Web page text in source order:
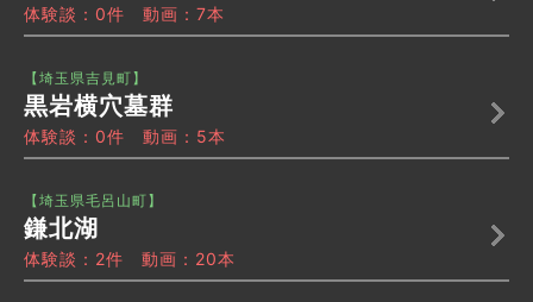
体験談：0件 動画：7本
【埼玉県吉見町】
黒岩横穴墓群
体験談：0件 動画：5本
【埼玉県毛呂山町】
鎌北湖
体験談：2件 動画：20本